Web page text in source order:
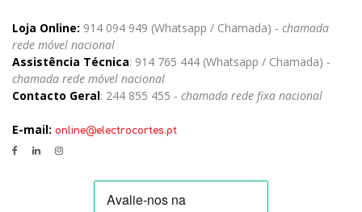
Loja Online: 914 094 949 (Whatsapp / Chamada) - chamada
rede móvel nacional
Assistência Técnica: 914 765 444 (Whatsapp / Chamada) -
chamada rede móvel nacional
Contacto Geral: 244 855 455 - chamada rede fixa nacional
E-mail: online@electrocortes.pt